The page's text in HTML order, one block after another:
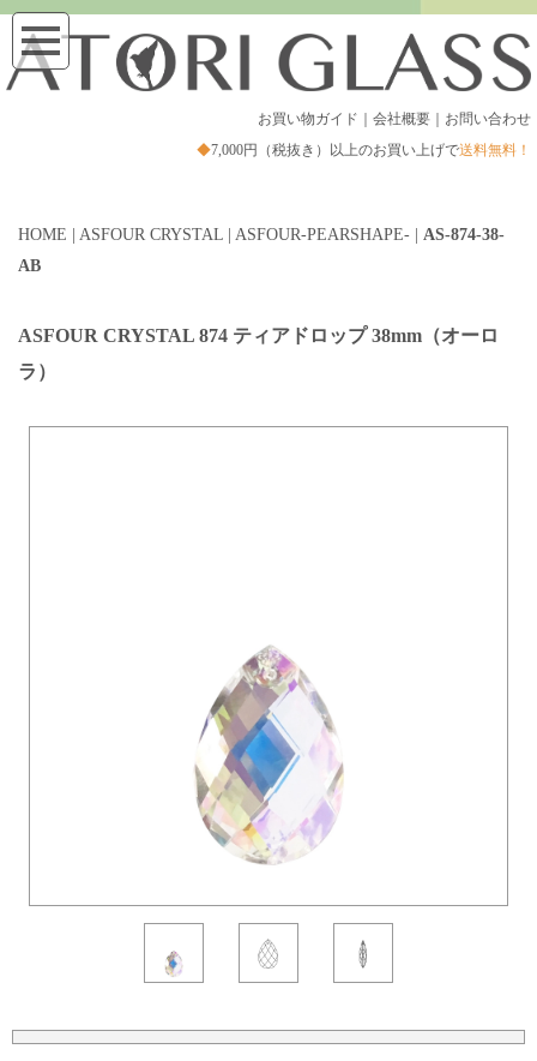
お買い物ガイド ｜ 会社概要 ｜ お問い合わせ
◆7,000円（税抜き）以上のお買い上げで送料無料！
HOME | ASFOUR CRYSTAL | ASFOUR-PEARSHAPE- | AS-874-38-
AB
ASFOUR CRYSTAL 874 ティアドロップ 38mm（オーロ
ラ）